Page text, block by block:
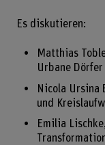
Es diskutieren:
Matthias
Urbane Dörfer
Nicola Ursina
und
Emilia